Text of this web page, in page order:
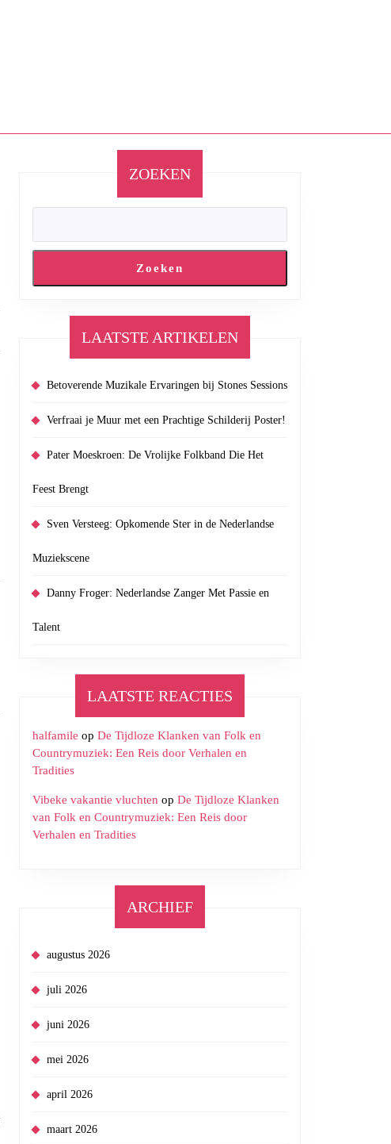
ZOEKEN
Zoeken
LAATSTE ARTIKELEN
Betoverende Muzikale Ervaringen bij Stones Sessions
Verfraai je Muur met een Prachtige Schilderij Poster!
Pater Moeskroen: De Vrolijke Folkband Die Het
Feest Brengt
Sven Versteeg: Opkomende Ster in de Nederlandse
Muziekscene
Danny Froger: Nederlandse Zanger Met Passie en
Talent
LAATSTE REACTIES
halfamile op De Tijdloze Klanken van Folk en
Countrymuziek: Een Reis door Verhalen en
Tradities
Vibeke vakantie vluchten op De Tijdloze Klanken
van Folk en Countrymuziek: Een Reis door
Verhalen en Tradities
ARCHIEF
augustus 2026
juli 2026
juni 2026
mei 2026
april 2026
maart 2026